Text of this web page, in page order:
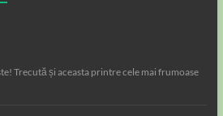
Trecută și aceasta printre cele mai frumoase